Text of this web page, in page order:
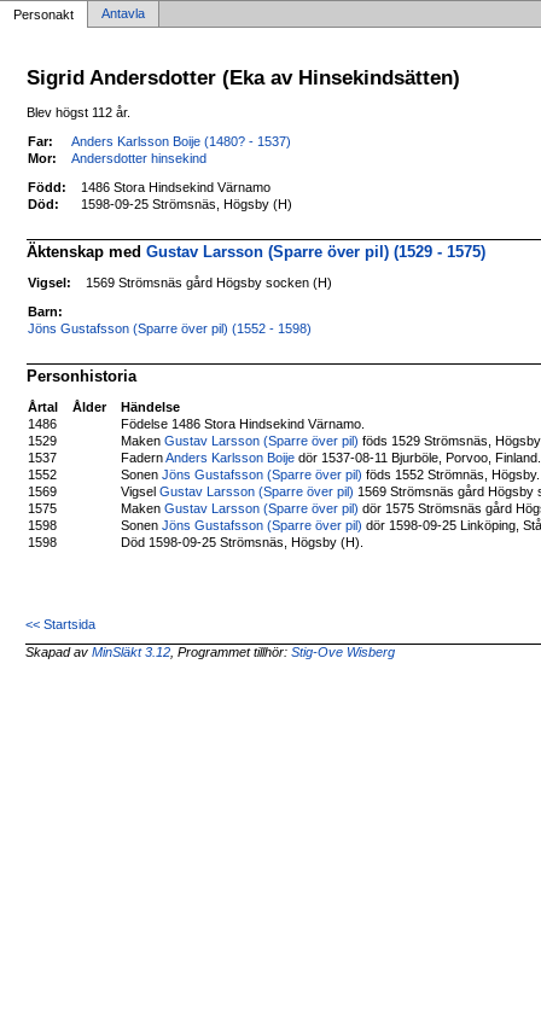
Personakt Antavla
Sigrid Andersdotter (Eka av Hinsekindsätten)
Blev högst 112 år.
Far:
Anders Karlsson Boije (1480? - 1537)
Mor:
Andersdotter hinsekind
Född:
1486 Stora Hindsekind Värnamo
Död:
1598-09-25 Strömsnäs, Högsby (H)
Äktenskap medGustav Larsson (Sparre över pil) (1529 - 1575)
Vigsel: 1569 Strömsnäs gård Högsby socken (H)
Barn:
Jöns Gustafsson (Sparre över pil) (1552 - 1598)
Personhistoria
Årtal Ålder
Händelse
1486
Födelse 1486 Stora Hindsekind Värnamo.
1529
MakenGustav Larsson (Sparre över pil) föds 1529 Strömsnäs,
1537
FadernAnders Karlsson Boije dör 1537-08-11 Bjurböle, Porvoo, Finland.
1552
SonenJöns Gustafsson (Sparre över pil) föds 1552 Strömnäs, Högsby.
1569
VigselGustav Larsson (Sparre över pil) 1569 Strömsnäs gård Högsby
1575
MakenGustav Larsson (Sparre över pil) dör 1575 Strömsnäs gård
1598
SonenJöns Gustafsson (Sparre över pil) dör 1598-09-25 Linköping,
1598
Död 1598-09-25 Strömsnäs, Högsby (H).
<< Startsida
Skapad avMinSläkt 3.12 , Programmet tillhör:Stig-Ove Wisberg